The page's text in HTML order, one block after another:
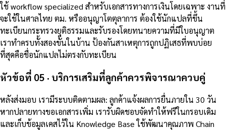
ใช้ workflow specialized สำหรับเอกสารทางการเงินโดยเฉพาะ งานที่
จะใช้ในศาลไทย ตม. หรืออนุญาโตตุลาการ ต้องใช้นักแปลที่ขึ้น
ทะเบียนกระทรวงยุติธรรมและรับรองโดยทนายความที่มีใบอนุญาต
เราทำครบทั้งสองขั้นในบ้าน ป้องกันสาเหตุการถูกปฏิเสธที่พบบ่อย
ที่สุดคือชื่อนักแปลไม่ตรงกับทะเบียน
หัวข้อที่ 05 · บริการเสริมที่ลูกค้าควรพิจารณาควบคู่
หลังส่งมอบ เรามีระบบติดตามผล: ลูกค้าแจ้งผลการยื่นภายใน 30 วัน
หากปลายทางขอเอกสารเพิ่ม เรารับผิดชอบจัดทำให้ฟรีในกรอบเดิม
และเก็บข้อมูลเคสไว้ใน Knowledge Base ใช้พัฒนาคุณภาพ Chain